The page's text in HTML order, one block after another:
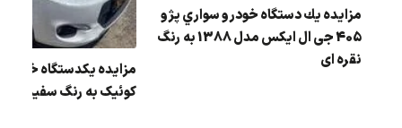
مزایده یکدستگاه
کوئیک به رنگ سفید مدل
مزایده يك دستگاه خودرو سواري پژو
405 جی ال ایکس مدل 1388 به رنگ
نقره ای